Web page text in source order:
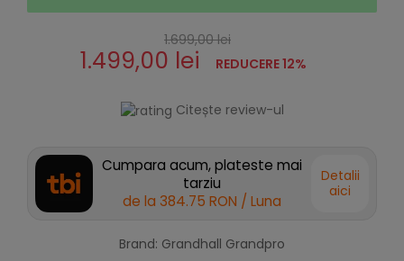
1.699,00 lei
1.499,00 lei REDUCERE 12%
Citește review-ul
Cumpara acum, plateste mai
tarziu
de la 384.75 RON / Luna
Detalii
aici
Brand: Grandhall Grandpro